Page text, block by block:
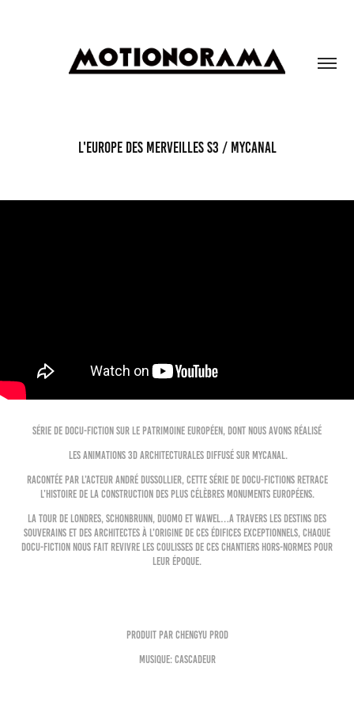
L'EUROPE DES MERVEILLES S3 / MYCANAL
Série de docu-fiction sur le patrimoine Européen, dont nous avons réalisé
les ANIMATIONS 3D ARCHITECTURALES diffusé sur MyCanal.
Racontée par l’acteur André Dussollier, cette série de docu-fictions retrace
l’histoire de la construction des plus célèbres monuments européens.
La tour de Londres, Schonbrunn, Duomo et Wawel…A travers les destins des
souverains et des architectes à l’origine de ces édifices exceptionnels, chaque
docu-fiction nous fait revivre les coulisses de ces chantiers hors-normes pour
leur époque.
Produit par Chengyu Prod
Musique: Cascadeur